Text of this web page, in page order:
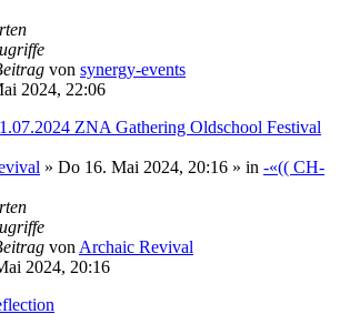
von synergy-events
2024, 22:06
ZNA Gathering Oldschool Festival
» Do 16. Mai 2024, 20:16 » in -«(( CH-
von Archaic Revival
2024, 20:16